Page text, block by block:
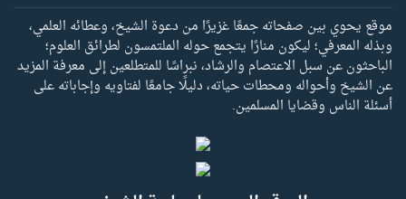
موقع يحوي بين صفحاته جمعًا غزيرًا من دعوة الشيخ، وعطائه العلمي،
وبذله المعرفي؛ ليكون منارًا يتجمع حوله الملتمسون لطرائق العلوم؛
الباحثون عن سبل الاعتصام والرشاد، نبراسًا للمتطلعين إلى معرفة المزيد
عن الشيخ وأحواله ومحطات حياته، دليلًا جامعًا لفتاويه وإجاباته على
أسئلة الناس وقضايا المسلمين.